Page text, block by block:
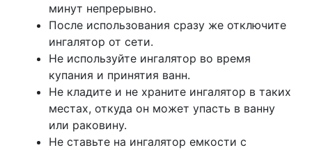
минут непрерывно.
После использования сразу же отключите
ингалятор от сети.
Не используйте ингалятор во время
купания и принятия ванн.
Не кладите и не храните ингалятор в таких
местах, откуда он может упасть в ванну
или раковину.
Не ставьте на ингалятор емкости с